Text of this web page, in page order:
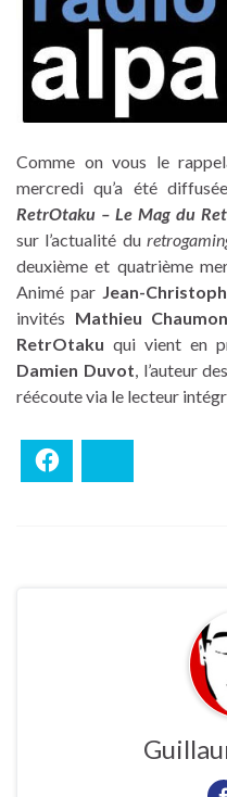
Comme on vous le
mercredi qu’a été
RetrOtaku – Le Mag du
sur l’actualité du
deuxième et quatrième
Animé par Jean-
invités Mathieu
RetrOtaku qui vient en
Damien Duvot, l’auteur
réécoute via le lecteur